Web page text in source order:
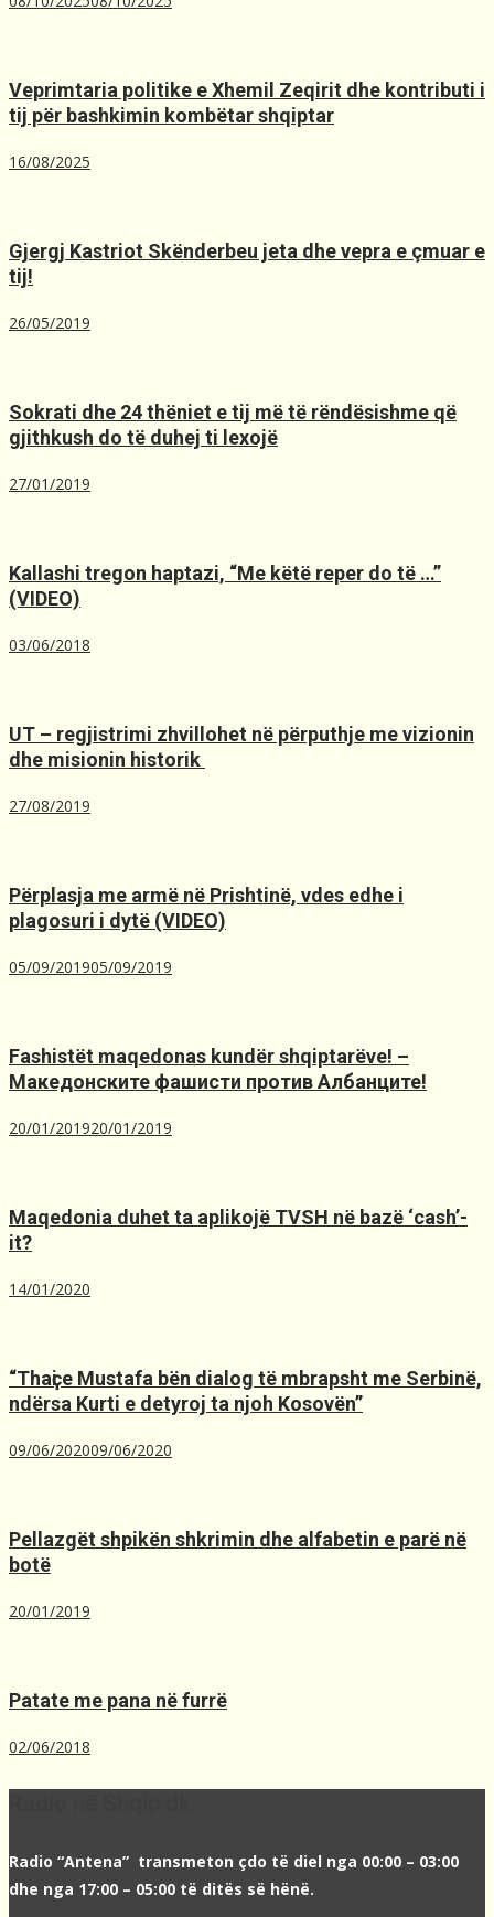
Veprimtaria politike e Xhemil Zeqirit dhe kontributi i
tij për bashkimin kombëtar shqiptar
16/08/2025
Gjergj Kastriot Skënderbeu jeta dhe vepra e çmuar e
tij!
26/05/2019
Sokrati dhe 24 thëniet e tij më të rëndësishme që
gjithkush do të duhej ti lexojë
27/01/2019
Kallashi tregon haptazi, “Me kёtё reper do tё …”
(VIDEO)
03/06/2018
UT – regjistrimi zhvillohet në përputhje me vizionin
dhe misionin historik ️
27/08/2019
Përplasja me armë në Prishtinë, ​vdes edhe i
plagosuri i dytë (VIDEO)
05/09/201905/09/2019
Fashistët maqedonas kundër shqiptarëve! –
Македонските фашисти против Албанците!
20/01/201920/01/2019
Maqedonia duhet ta aplikojë TVSH nё bazё ‘cash’-
it?
14/01/2020
“Thaҫi e Mustafa bën dialog të mbrapsht me Serbinë,
ndërsa Kurti e detyroj ta njoh Kosovën”
09/06/202009/06/2020
Pellazgët shpikën shkrimin dhe alfabetin e parë në
botë
20/01/2019
Patate me pana në furrë
02/06/2018
Radio “Antena” transmeton çdo të diel nga 00:00 – 03:00
dhe nga 17:00 – 05:00 të ditës së hënë.